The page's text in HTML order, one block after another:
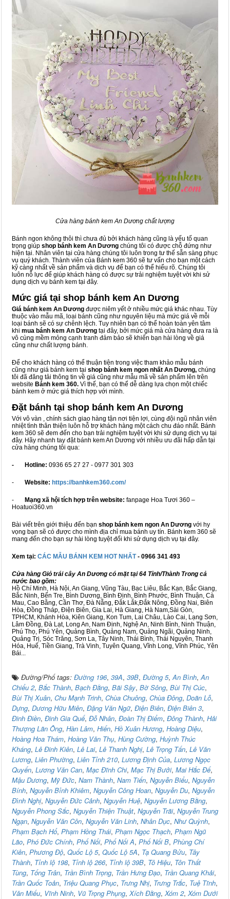
Cửa hàng bánh kem An Dương chất lượng
Bánh ngon không thôi thì chưa đủ bởi khách hàng cũng là yếu tố quan
trọng giúp shop bánh kem An Dương chúng tôi có được chỗ đứng như
hiện tại. Nhân viên tại cửa hàng chúng tôi luôn trong tư thế sẵn sàng phục
vụ quý khách. Thành viên của Bánh kem 360 sẽ tư vấn cho bạn một cách
kỹ càng nhất về sản phẩm và dịch vụ để bạn có thể hiểu rõ. Chúng tôi
luôn nỗ lực để giúp khách hàng có được sự trải nghiệm tuyệt vời khi sử
dụng dịch vụ bánh kem tại đây.
Mức giá tại shop bánh kem An Dương
Giá bánh kem An Dương được niêm yết ở nhiều mức giá khác nhau. Tùy
thuộc vào mẫu mã, loại bánh cũng như nguyên liệu mà mức giá về mỗi
loại bánh sẽ có sự chênh lệch. Tuy nhiên bạn có thể hoàn toàn yên tâm
khi mua bánh kem An Dương tại đây, bởi mức giá mà cửa hàng đưa ra là
vô cùng mềm mỏng cạnh tranh đảm bảo sẽ khiến bạn hài lòng về giá
cũng như chất lượng bánh.
Để cho khách hàng có thể thuận tiện trong việc tham khảo mẫu bánh
cũng như giá bánh kem tại shop bánh kem ngon nhất An Dương, chúng
tôi đã đăng tải thông tin về giá cũng như mẫu mã về sản phẩm lên trên
website Bánh kem 360. Vì thế, bạn có thể dễ dàng lựa chọn một chiếc
bánh kem ở mức giá thích hợp với mình.
Đặt bánh tại shop bánh kem An Dương
Với vô vàn , chính sách giao hàng tận nơi tiện lợi, cùng đội ngũ nhân viên
nhiệt tình thân thiện luôn hỗ trợ khách hàng một cách chu đáo nhất. Bánh
kem 360 sẽ đem đến cho bạn trải nghiệm tuyệt vời khi sử dụng dịch vụ tại
đây. Hãy nhanh tay đặt bánh kem An Dương với nhiều ưu đãi hấp dẫn tại
cửa hàng chúng tôi qua:
- Hotline: 0936 65 27 27 - 0977 301 303
- Website: https://banhkem360.com/
- Mạng xã hội tích hợp trên website: fanpage Hoa Tươi 360 –
Hoatuoi360.vn
Bài viết trên giới thiệu đến bạn shop bánh kem ngon An Dương với hy
vọng bạn sẽ có được cho mình địa chỉ mua bánh uy tín. Bánh kem 360 sẽ
mang đến cho bạn sự hài lòng tuyệt đối khi sử dụng dịch vụ tại đây.
Xem tại: CÁC MẪU BÁNH KEM HOT NHẤT- 0966 341 493
Cửa hàng Giỏ trái cây An Dương có mặt tại 64 Tỉnh/Thành Trong cả
nước bao gồm:
Hồ Chí Minh, Hà Nội, An Giang, Vũng Tàu, Bạc Liêu, Bắc Kạn, Bắc Giang,
Bắc Ninh, Bến Tre, Bình Dương, Bình Định, Bình Phước, Bình Thuận, Cà
Mau, Cao Bằng, Cần Thơ, Đà Nẵng, Đắk Lắk,Đắk Nông, Đồng Nai, Biên
Hòa, Đồng Tháp, Điện Biên, Gia Lai, Hà Giang, Hà Nam,Sài Gòn,
TPHCM, Khánh Hòa, Kiên Giang, Kon Tum, Lai Châu, Lào Cai, Lạng Sơn,
Lâm Đồng, Đà Lạt, Long An, Nam Định, Nghệ An, Ninh Bình, Ninh Thuận,
Phú Thọ, Phú Yên, Quảng Bình, Quảng Nam, Quảng Ngãi, Quảng Ninh,
Quảng Trị, Sóc Trăng, Sơn La, Tây Ninh, Thái Bình, Thái Nguyên, Thanh
Hóa, Huế, Tiền Giang, Trà Vinh, Tuyên Quang, Vĩnh Long, Vĩnh Phúc, Yên
Bái...
Đường/Phố tags: Đường 196, 39A, 39B, Đường 5,An Bình,An
Chiểu 2, Bắc Thành, Bạch Đằng, Bãi Sậy, Bờ Sông, Bùi Thị Cúc,
Bùi Thị Xuân, Chu Mạnh Trinh, Chùa Chuông, Chùa Đông, Doãn Lỗ,
Dựng, Dương Hữu Miên, Đặng Văn Ngữ, Điện Biên, Điện Biên 3,
Đinh Điền, Đinh Gia Quế, Đỗ Nhân, Đoàn Thị Điểm, Đông Thành, Hải
Thượng Lãn Ông, Hàn Lâm, Hiến, Hồ Xuân Hương, Hoàng Diệu,
Hoàng Hoa Thám, Hoàng Văn Thụ, Hùng Cường, Huỳnh Thúc
Kháng, Lê Đinh Kiên, Lê Lai, Lê Thanh Nghị, Lê Trọng Tấn, Lê Văn
Lương, Liên Phường, Liên Tỉnh 210, Lương Định Của, Lương Ngọc
Quyến, Lương Văn Can, Mạc Đĩnh Chi, Mạc Thị Bưởi, Mai Hắc Đế,
Mậu Dương, Mỹ Đức, Nam Thành, Nam Tiến, Nguyễn Biểu, Nguyễn
Bính, Nguyễn Bỉnh Khiêm, Nguyễn Công Hoan, Nguyễn Du, Nguyễn
Đình Nghị, Nguyễn Đức Cảnh, Nguyễn Huệ, Nguyễn Lương Bằng,
Nguyễn Phong Sắc, Nguyễn Thiện Thuật, Nguyễn Trãi, Nguyễn Trung
Ngạn, Nguyễn Văn Côn, Nguyễn Văn Linh, Nhân Dục, Như Quỳnh,
Phạm Bạch Hổ, Phạm Hồng Thái, Phạm Ngọc Thạch, Phạm Ngũ
Lão, Phó Đức Chính, Phố Nối, Phố Nối A, Phố Nối B, Phùng Chí
Kiên, Phương Độ, Quốc Lộ 5, Quốc Lộ 5A, Tạ Quang Bửu, Tây
Thành, Tỉnh lộ 198, Tỉnh lộ 266, Tỉnh lộ 39B, Tô Hiệu, Tôn Thất
Tùng, Tống Trân, Trần Bình Trọng, Trần Hưng Đạo, Trần Quang Khải,
Trần Quốc Toản, Triệu Quang Phục, Trưng Nhị, Trưng Trắc, Tuệ Tĩnh,
Văn Miếu, Vĩnh Ninh, Vũ Trọng Phụng, Xích Đằng, Xóm 2, Xóm Dưới